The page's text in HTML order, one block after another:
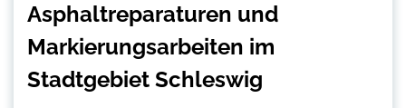
Asphaltreparaturen und
Markierungsarbeiten im
Stadtgebiet Schleswig